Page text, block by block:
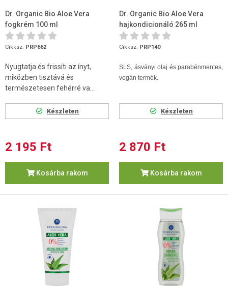
Dr. Organic Bio Aloe Vera
fogkrém 100 ml
Cikksz. PRP662
Nyugtatja és frissíti az ínyt,
miközben tisztává és
természetesen fehérré va...
Készleten
2 195 Ft
Kosárba rakom
Dr. Organic Bio Aloe Vera
hajkondicionáló 265 ml
Cikksz. PRP140
SLS, ásványi olaj és parabénmentes,
vegán termék.
Készleten
2 870 Ft
Kosárba rakom